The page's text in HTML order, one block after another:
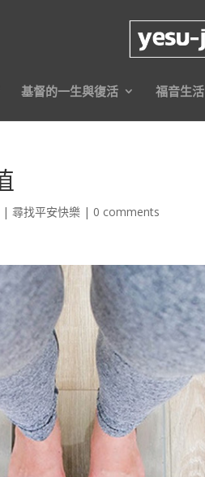
基督的一生與復活 福音生活
|尋找平安快樂 | 0 comments